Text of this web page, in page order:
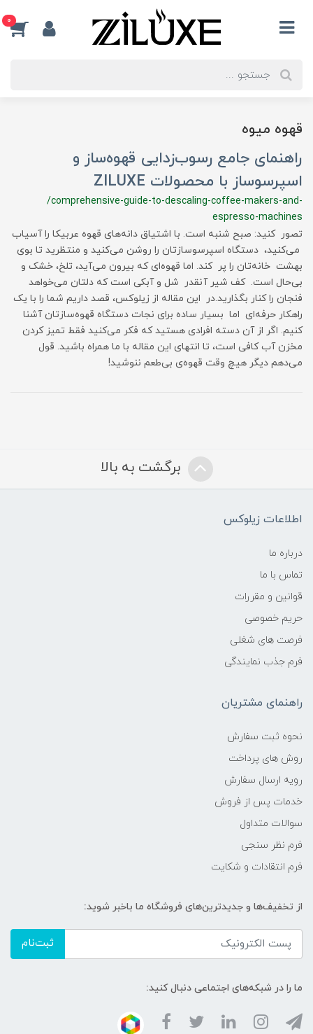
0
قهوه میوه
راهنمای جامع رسوب‌زدایی قهوه‌ساز و
اسپرسوساز با محصولات ZILUXE
/comprehensive-guide-to-descaling-coffee-makers-and-
espresso-machines
تصور کنید: صبح شنبه است. با اشتیاق دانه‌های قهوه عربیکا را آسیاب
می‌کنید، دستگاه اسپرسوسازتان را روشن می‌کنید و منتظرید تا بوی
بهشت خانه‌تان را پر کند. اما قهوه‌ای که بیرون می‌آید، تلخ، خشک و
بی‌حال است. کف شیر آنقدر شل و آبکی است که دلتان می‌خواهد
فنجان را کنار بگذارید.در این مقاله از زیلوکس، قصد داریم شما را با یک
راهکار حرفه‌ای اما بسیار ساده برای نجات دستگاه قهوه‌سازتان آشنا
کنیم. اگر از آن دسته افرادی هستید که فکر می‌کنید فقط تمیز کردن
مخزن آب کافی است، تا انتهای این مقاله با ما همراه باشید. قول
می‌دهم دیگر هیچ وقت قهوه‌ی بی‌طعم ننوشید!
برگشت به بالا
اطلاعات زیلوکس
درباره ما
تماس با ما
قوانین و مقررات
حریم خصوصی
فرصت های شغلی
فرم جذب نمایندگی
راهنمای مشتریان
نحوه ثبت سفارش
روش های پرداخت
رویه ارسال سفارش
خدمات پس از فروش
سوالات متداول
فرم نظر سنجی
فرم انتقادات و شکایت
از تخفیف‌ها و جدیدترین‌های فروشگاه ما باخبر شوید:
ثبت‌نام
ما را در شبکه‌های اجتماعی دنبال کنید: